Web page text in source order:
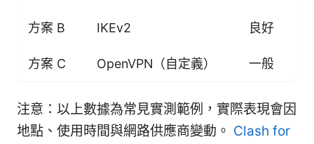
方案 B IKEv2 良好
方案 C OpenVPN（自定義） 一般
注意：以上數據為常見實測範例，實際表現會因
地點、使用時間與網路供應商變動。 Clash for